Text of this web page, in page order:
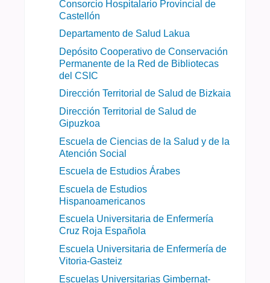
Consorcio Hospitalario Provincial de
Castellón
Departamento de Salud Lakua
Depósito Cooperativo de Conservación
Permanente de la Red de Bibliotecas
del CSIC
Dirección Territorial de Salud de Bizkaia
Dirección Territorial de Salud de
Gipuzkoa
Escuela de Ciencias de la Salud y de la
Atención Social
Escuela de Estudios Árabes
Escuela de Estudios
Hispanoamericanos
Escuela Universitaria de Enfermería
Cruz Roja Española
Escuela Universitaria de Enfermería de
Vitoria-Gasteiz
Escuelas Universitarias Gimbernat-